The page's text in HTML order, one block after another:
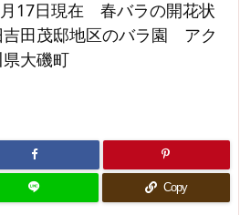
月17日現在 春バラの開花状
田茂邸地区のバラ園 アク
大磯町
Copy